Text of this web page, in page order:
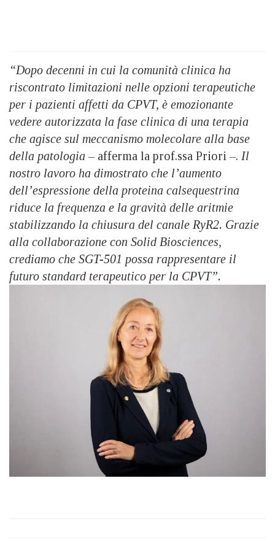
“Dopo decenni in cui la comunità clinica ha
riscontrato limitazioni nelle opzioni terapeutiche
per i pazienti affetti da CPVT, è emozionante
vedere autorizzata la fase clinica di una terapia
che agisce sul meccanismo molecolare alla base
della patologia – afferma la prof.ssa Priori –. Il
nostro lavoro ha dimostrato che l’aumento
dell’espressione della proteina calsequestrina
riduce la frequenza e la gravità delle aritmie
stabilizzando la chiusura del canale RyR2. Grazie
alla collaborazione con Solid Biosciences,
crediamo che SGT-501 possa rappresentare il
futuro standard terapeutico per la CPVT”.